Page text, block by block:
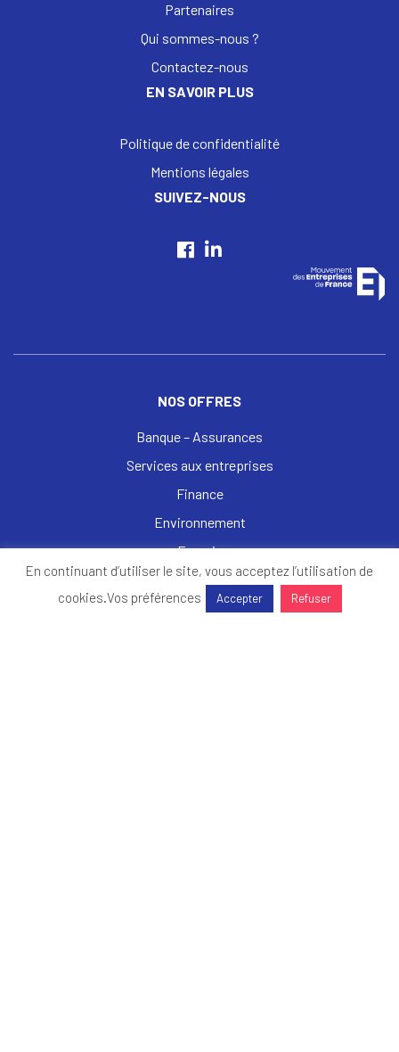
Partenaires
Qui sommes-nous ?
Contactez-nous
EN SAVOIR PLUS
Politique de confidentialité
Mentions légales
SUIVEZ-NOUS
NOS OFFRES
Banque – Assurances
Services aux entreprises
Finance
Environnement
Energie
BTP
Banque – Assurances
En continuant d’utiliser le site, vous acceptez l’utilisation de
cookies.Vos préférences Accepter Refuser